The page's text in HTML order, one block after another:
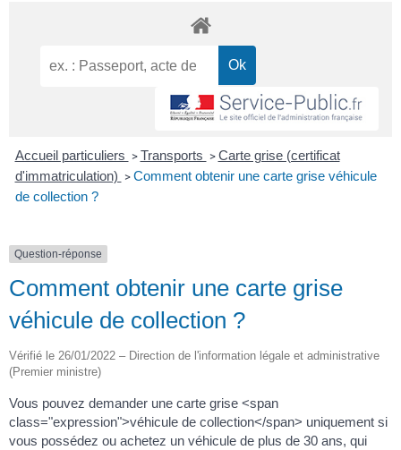
Accueil particuliers > Transports > Carte grise (certificat
d'immatriculation) > Comment obtenir une carte grise véhicule
de collection ?
Question-réponse
Comment obtenir une carte grise
véhicule de collection ?
Vérifié le 26/01/2022 – Direction de l'information légale et administrative
(Premier ministre)
Vous pouvez demander une carte grise <span
class="expression">véhicule de collection</span> uniquement si
vous possédez ou achetez un véhicule de plus de 30 ans, qui